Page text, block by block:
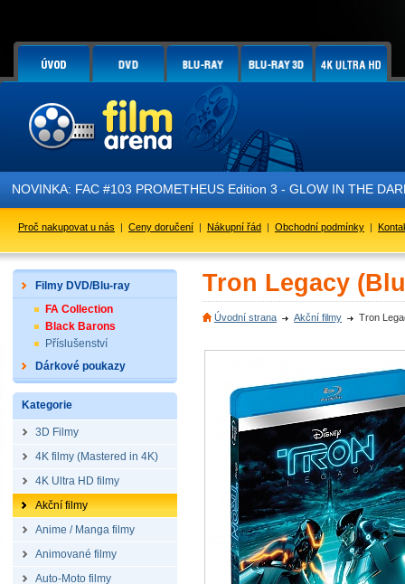
NOVINKA: FAC #103 PROMETHEUS Edition 3 - GLOW IN THE
Proč nakupovat u nás | Ceny doručení | Nákupní řád | Obchodní podmínky |
Filmy DVD/Blu-ray
FA Collection
Black Barons
Příslušenství
Dárkové poukazy
Kategorie
3D Filmy
4K filmy (Mastered in 4K)
4K Ultra HD filmy
Akční filmy
Anime / Manga filmy
Animované filmy
Auto-Moto filmy
Tron Legacy
Úvodní strana Akční filmy Tron